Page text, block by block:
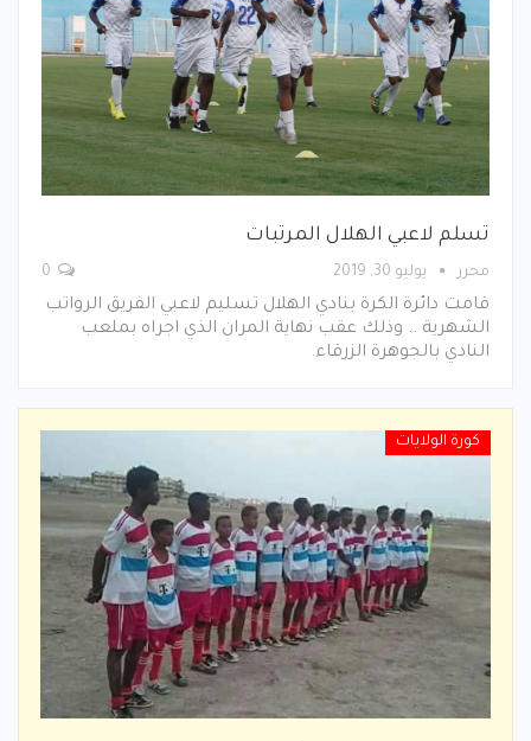
تسلم لاعبي الهلال المرتبات
محرر يوليو 30, 2019
قامت دائرة الكرة بنادي الهلال تسليم لاعبي الفريق الرواتب
الشهرية .. وذلك عقب نهاية المران الذي اجراه بملعب
النادي بالجوهرة الزرقاء.
كورة الولايات